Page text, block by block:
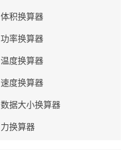
体积换算器
功率换算器
温度换算器
速度换算器
数据大小换算器
力换算器